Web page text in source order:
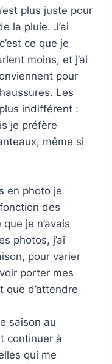
plus juste pour
la pluie. J’ai
ce que je
moins, et j’ai
pour
Les
indifférent :
je préfère
même si
en photo je
des
je n’avais
photos, j’ai
pour varier
porter mes
d’attendre
saison au
continuer à
qui me